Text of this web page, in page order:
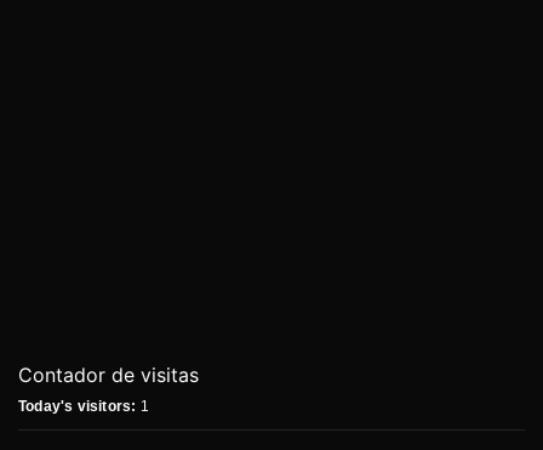
Contador de visitas
Today's visitors: 1